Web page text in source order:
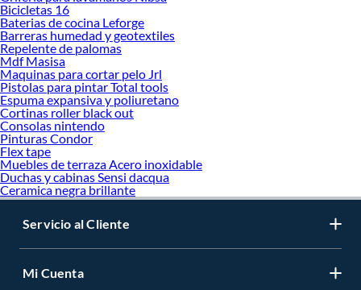
Bicicletas 16
Baterias de cocina Leforge
Barreras humedad y geotextiles
Repelente de palomas
Mdf Masisa
Maquinas para cortar pelo Jrl
Pistolas para pintar Total tools
Espuma expansiva y poliuretano
Cortinas roller black out
Consolas nintendo
Pinturas Condor
Flex tape
Muebles de terraza Acero inoxidable
Duchas y cabinas Sensi dacqua
Ceramica negra brillante
Servicio al Cliente
Mi Cuenta